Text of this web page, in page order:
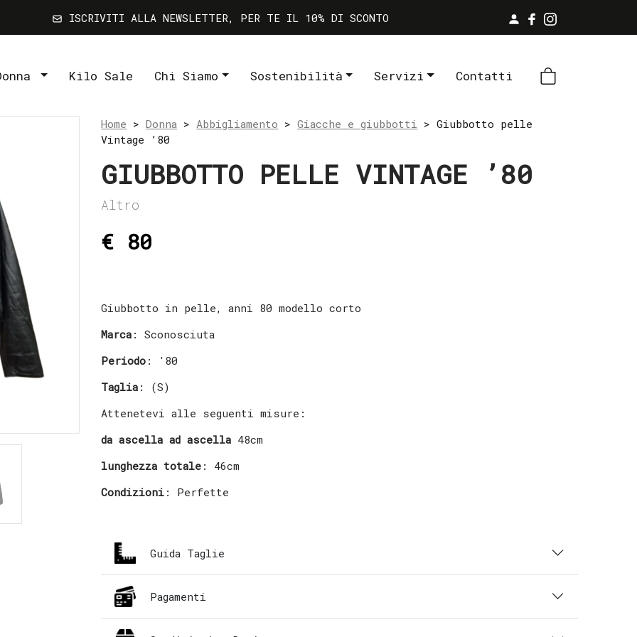
ISCRIVITI ALLA NEWSLETTER, PER TE IL 10% DI SCONTO
Kilo Sale Chi Siamo Sostenibilità Servizi Contatti
Home >Donna >Abbigliamento >Giacche e giubbotti > Giubbotto pelle
Vintage ’80
GIUBBOTTO PELLE VINTAGE ’80
Altro
€ 80
Giubbotto in pelle, anni 80 modello corto
Marca : Sconosciuta
Periodo : '80
Taglia : (S)
Attenetevi alle seguenti misure:
da ascella ad ascella 48cm
lunghezza totale : 46cm
Condizioni : Perfette
Guida Taglie
Pagamenti